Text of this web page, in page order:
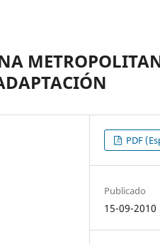
PDF
Publicado
15-09-2010